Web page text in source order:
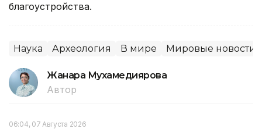
благоустройства.
Наука Археология В мире Мировые новости
Жанара Мухамедиярова
Автор
06:04, 07 Августа 2026